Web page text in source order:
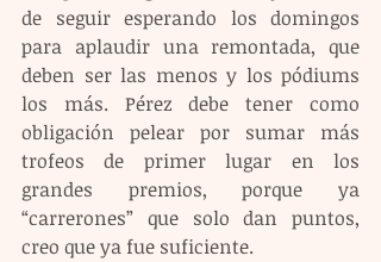
de seguir esperando los domingos
para aplaudir una remontada, que
deben ser las menos y los pódiums
los más. Pérez debe tener como
obligación pelear por sumar más
trofeos de primer lugar en los
grandes premios, porque ya
“carrerones” que solo dan puntos,
creo que ya fue suficiente.